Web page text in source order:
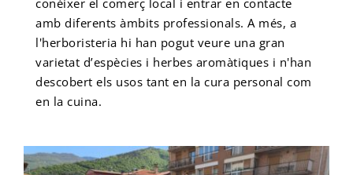
conèixer el comerç local i entrar en contacte
amb diferents àmbits professionals. A més, a
l'herboristeria hi han pogut veure una gran
varietat d’espècies i herbes aromàtiques i n'han
descobert els usos tant en la cura personal com
en la cuina.